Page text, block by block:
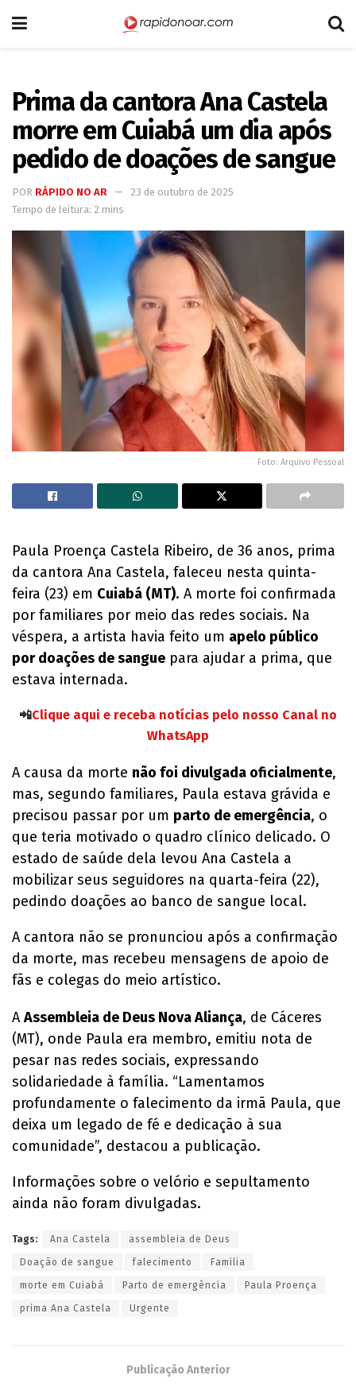
Prima da cantora Ana Castela
morre em Cuiabá um dia após
pedido de doações de sangue
POR RÁPIDO NO AR
23 de outubro de 2025
Tempo de leitura: 2 mins
Foto: Arquivo Pessoal
Paula Proença Castela Ribeiro, de 36 anos, prima
da cantora Ana Castela, faleceu nesta quinta-
feira (23) em Cuiabá (MT). A morte foi confirmada
por familiares por meio das redes sociais. Na
véspera, a artista havia feito um apelo público
por doações de sangue para ajudar a prima, que
estava internada.
📲Clique aqui e receba notícias pelo nosso Canal no
WhatsApp
A causa da morte não foi divulgada oficialmente,
mas, segundo familiares, Paula estava grávida e
precisou passar por um parto de emergência, o
que teria motivado o quadro clínico delicado. O
estado de saúde dela levou Ana Castela a
mobilizar seus seguidores na quarta-feira (22),
pedindo doações ao banco de sangue local.
A cantora não se pronunciou após a confirmação
da morte, mas recebeu mensagens de apoio de
fãs e colegas do meio artístico.
AAssembleia de Deus Nova Aliança, de Cáceres
(MT), onde Paula era membro, emitiu nota de
pesar nas redes sociais, expressando
solidariedade à família. “Lamentamos
profundamente o falecimento da irmã Paula, que
deixa um legado de fé e dedicação à sua
comunidade”, destacou a publicação.
Informações sobre o velório e sepultamento
ainda não foram divulgadas.
Tags: Ana Castela assembleia de Deus
Doação de sangue falecimento Familia
morte em Cuiabá Parto de emergência Paula Proença
prima Ana Castela Urgente
Publicação Anterior